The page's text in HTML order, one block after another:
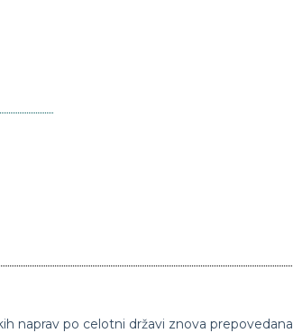
naprav po celotni državi znova prepovedana